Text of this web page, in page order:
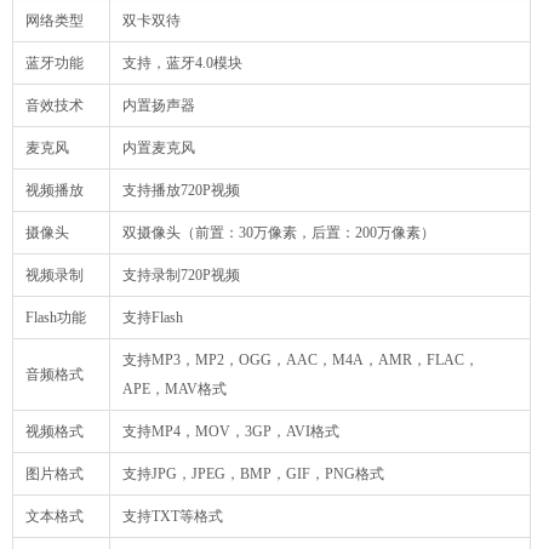
网络类型 双卡双待
蓝牙功能 支持，蓝牙4.0模块
音效技术 内置扬声器
麦克风 内置麦克风
视频播放 支持播放720P视频
摄像头 双摄像头（前置：30万像素，后置：200万像素）
视频录制 支持录制720P视频
Flash功能 支持Flash
音频格式
支持MP3，MP2，OGG，AAC，M4A，AMR，FLAC，
APE，MAV格式
视频格式 支持MP4，MOV，3GP，AVI格式
图片格式 支持JPG，JPEG，BMP，GIF，PNG格式
文本格式 支持TXT等格式